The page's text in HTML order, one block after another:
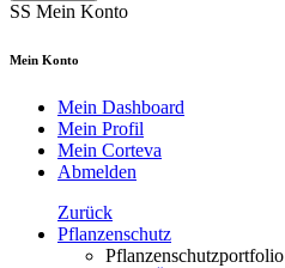
SS Mein Konto
Mein Konto
Mein Dashboard
Mein Profil
Mein Corteva
Abmelden
Zurück
Pflanzenschutz
Pflanzenschutzportfolio